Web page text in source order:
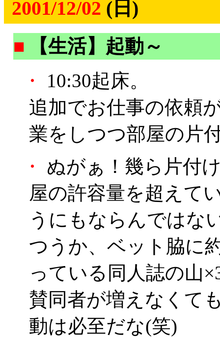
2001/12/02 (日)
■
【生活】起動～
・
10:30起床。
追加でお仕事の依頼
業をしつつ部屋の
・
ぬがぁ！幾ら片付
屋の許容量を超えて
うにもならんではな
つうか、ベット脇に
っている同人誌の山
賛同者が増えなくて
動は必至だな(笑)